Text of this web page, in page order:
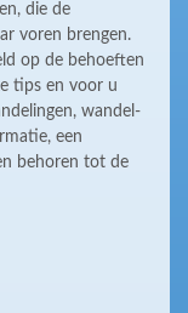
die de
voren brengen.
op de behoeften
tips en voor u
wandel-
een
behoren tot de